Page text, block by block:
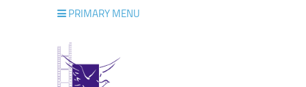
PRIMARY MENU